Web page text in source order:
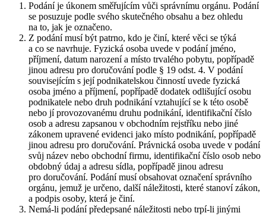
Podání je úkonem směřujícím vůči správnímu orgánu. Podání
se posuzuje podle svého skutečného obsahu a bez ohledu
na to, jak je označeno.
Z podání musí být patrno, kdo je činí, které věci se týká
a co se navrhuje. Fyzická osoba uvede v podání jméno,
příjmení, datum narození a místo trvalého pobytu, popřípadě
jinou adresu pro doručování podle § 19 odst. 4. V podání
souvisejícím s její podnikatelskou činností uvede fyzická
osoba jméno a příjmení, popřípadě dodatek odlišující osobu
podnikatele nebo druh podnikání vztahující se k této osobě
nebo jí provozovanému druhu podnikání, identifikační číslo
osob a adresu zapsanou v obchodním rejstříku nebo jiné
zákonem upravené evidenci jako místo podnikání, popřípadě
jinou adresu pro doručování. Právnická osoba uvede v podání
svůj název nebo obchodní firmu, identifikační číslo osob nebo
obdobný údaj a adresu sídla, popřípadě jinou adresu
pro doručování. Podání musí obsahovat označení správního
orgánu, jemuž je určeno, další náležitosti, které stanoví zákon,
a podpis osoby, která je činí.
Nemá-li podání předepsané náležitosti nebo trpí-li jinými